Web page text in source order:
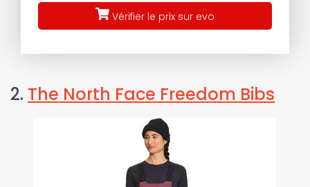
Vérifier le prix sur evo
2. The North Face Freedom Bibs